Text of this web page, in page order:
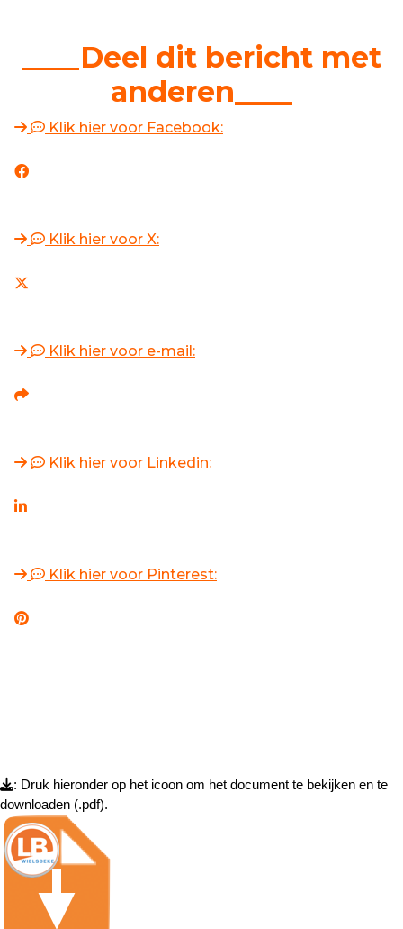
____Deel dit bericht met
anderen____
Klik hier voor Facebook:
Klik hier voor X:
Klik hier voor e-mail:
Klik hier voor Linkedin:
Klik hier voor Pinterest:
: Druk hieronder op het icoon om het document te bekijken en te
downloaden (.pdf).